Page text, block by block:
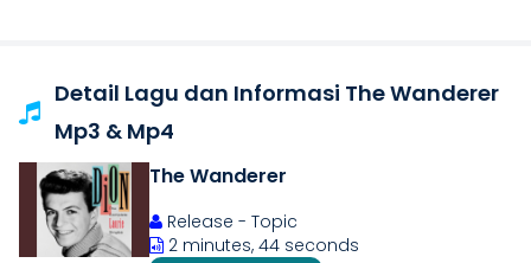
Detail Lagu dan Informasi The Wanderer
Mp3 & Mp4
The Wanderer
Release - Topic
2 minutes, 44 seconds